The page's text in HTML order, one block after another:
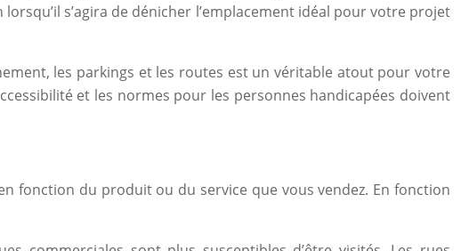
s’agira de dénicher l’emplacement idéal pour votre projet
les parkings et les routes est un véritable atout pour votre
et les normes pour les personnes handicapées doivent
fonction du produit ou du service que vous vendez. En fonction